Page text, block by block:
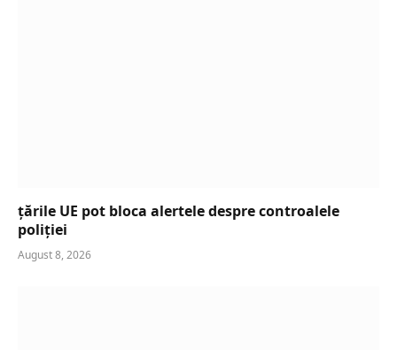
țările UE pot bloca alertele despre controalele
poliției
August 8, 2026